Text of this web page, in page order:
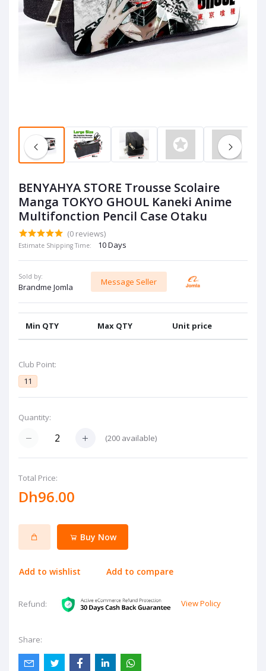
BENYAHYA STORE Trousse Scolaire
Manga TOKYO GHOUL Kaneki Anime
Multifonction Pencil Case Otaku
(0 reviews)
Estimate Shipping Time: 10 Days
Sold by:
Brandme Jomla
Message Seller
Min QTY Max QTY Unit price
Club Point:
11
Quantity:
(200 available)
Total Price:
Dh96.00
Buy Now
Add to wishlist Add to compare
Refund: View Policy
Share: